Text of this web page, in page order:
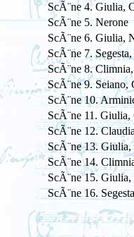
ScÃ¨ne 4. Giulia,
ScÃ¨ne 5. Nerone
ScÃ¨ne 6. Giulia,
ScÃ¨ne 7.
ScÃ¨ne 8.
ScÃ¨ne 9.
ScÃ¨ne 10.
ScÃ¨ne 11.
ScÃ¨ne 12.
ScÃ¨ne 13. Giulia,
ScÃ¨ne 14.
ScÃ¨ne 15.
ScÃ¨ne 16.